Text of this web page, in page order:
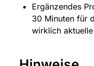
Ergänzendes
30 Minuten für
wirklich